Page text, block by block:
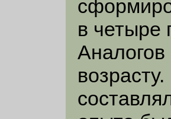
в четыре